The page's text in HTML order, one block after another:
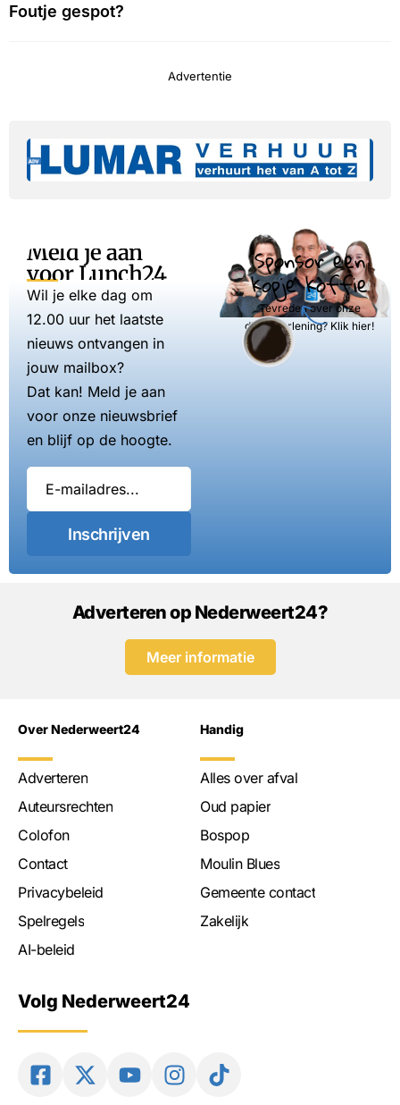
Foutje gespot?
Advertentie
Meld je aan
voor Lunch24
Wil je elke dag om
12.00 uur het laatste
nieuws ontvangen in
jouw mailbox?
Dat kan! Meld je aan
voor onze nieuwsbrief
en blijf op de hoogte.
Inschrijven
Sponsor een
kopje koffie
Tevreden over onze
dienstverlening? Klik hier!
Adverteren op Nederweert24?
Meer informatie
Over Nederweert24
Adverteren
Auteursrechten
Colofon
Contact
Privacybeleid
Spelregels
AI-beleid
Handig
Alles over afval
Oud papier
Bospop
Moulin Blues
Gemeente contact
Zakelijk
Volg Nederweert24